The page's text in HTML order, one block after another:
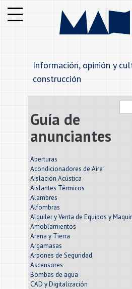
Institucional
Secciones
Anunciantes
Alfabetico
Contáctenos
Información, opinión y
construcción
Guía de
anunciantes
Aberturas
Acondicionadores de Aire
Aislación Acústica
Aislantes Térmicos
Alambres
Alfombras
Alquiler y Venta de Equipos y
Amoblamientos
Arena y Tierra
Argamasas
Arpones de Seguridad
Ascensores
Bombas de agua
CAD y Digitalización